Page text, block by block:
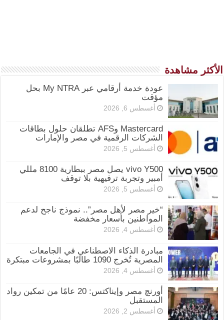
الأكثر مشاهدة
عودة خدمة أرقامي عبر My NTRA بحل
مؤقت
أغسطس 6, 2026
Mastercard وAFS تطلقان حلول بطاقات
الشركات الرقمية في مصر والإمارات
أغسطس 5, 2026
vivo Y500 يصل مصر ببطارية 8100 مللي
أمبير وتجربة ترفيهية بلا توقف
أغسطس 5, 2026
“خير مصر لأهل مصر”.. نموذج ناجح لدعم
المواطنين بأسعار مخفضة
أغسطس 4, 2026
مبادرة الذكاء الاصطناعي في الجامعات
المصرية تُخرج 1090 طالبًا بمشروعات مبتكرة
أغسطس 4, 2026
أورنچ مصر وإيناكتس: 20 عامًا من تمكين رواد
المستقبل
أغسطس 2, 2026